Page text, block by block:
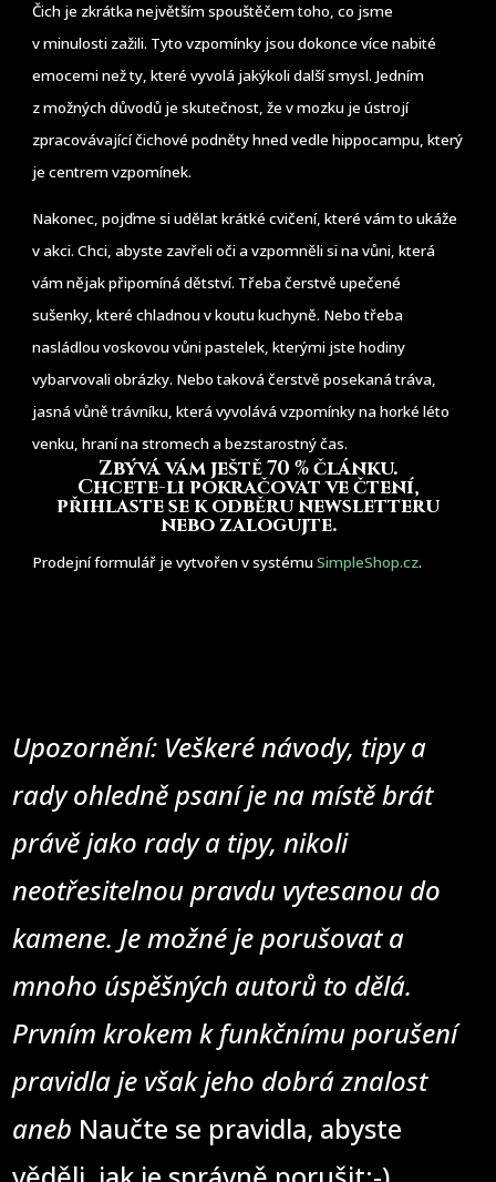
Čich je zkrátka největším spouštěčem toho, co jsme
v minulosti zažili. Tyto vzpomínky jsou dokonce více nabité
emocemi než ty, které vyvolá jakýkoli další smysl. Jedním
z možných důvodů je skutečnost, že v mozku je ústrojí
zpracovávající čichové podněty hned vedle hippocampu, který
je centrem vzpomínek.
Nakonec, pojďme si udělat krátké cvičení, které vám to ukáže
v akci. Chci, abyste zavřeli oči a vzpomněli si na vůni, která
vám nějak připomíná dětství. Třeba čerstvě upečené
sušenky, které chladnou v koutu kuchyně. Nebo třeba
nasládlou voskovou vůni pastelek, kterými jste hodiny
vybarvovali obrázky. Nebo taková čerstvě posekaná tráva,
jasná vůně trávníku, která vyvolává vzpomínky na horké léto
venku, hraní na stromech a bezstarostný čas.
Zbývá vám ještě 70 % článku.
Chcete-li pokračovat ve čtení,
přihlaste se k odběru newsletteru
nebo zalogujte.
Prodejní formulář je vytvořen v systémuSimpleShop.cz.
Upozornění: Veškeré návody, tipy a
rady ohledně psaní je na místě brát
právě jako rady a tipy, nikoli
neotřesitelnou pravdu vytesanou do
kamene. Je možné je porušovat a
mnoho úspěšných autorů to dělá.
Prvním krokem k funkčnímu porušení
pravidla je však jeho dobrá znalost
aneb Naučte se pravidla, abyste